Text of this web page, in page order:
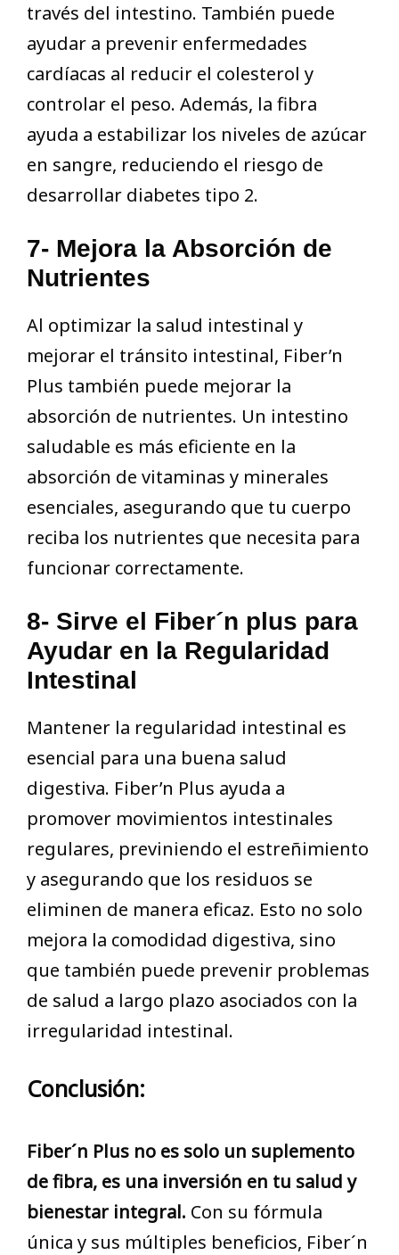
través del intestino. También puede
ayudar a prevenir enfermedades
cardíacas al reducir el colesterol y
controlar el peso. Además, la fibra
ayuda a estabilizar los niveles de azúcar
en sangre, reduciendo el riesgo de
desarrollar diabetes tipo 2.
7- Mejora la Absorción de
Nutrientes
Al optimizar la salud intestinal y
mejorar el tránsito intestinal, Fiber’n
Plus también puede mejorar la
absorción de nutrientes. Un intestino
saludable es más eficiente en la
absorción de vitaminas y minerales
esenciales, asegurando que tu cuerpo
reciba los nutrientes que necesita para
funcionar correctamente.
8- Sirve el Fiber´n plus para
Ayudar en la Regularidad
Intestinal
Mantener la regularidad intestinal es
esencial para una buena salud
digestiva. Fiber’n Plus ayuda a
promover movimientos intestinales
regulares, previniendo el estreñimiento
y asegurando que los residuos se
eliminen de manera eficaz. Esto no solo
mejora la comodidad digestiva, sino
que también puede prevenir problemas
de salud a largo plazo asociados con la
irregularidad intestinal.
Conclusión:
Fiber´n Plus no es solo un suplemento
de fibra, es una inversión en tu salud y
bienestar integral. Con su fórmula
única y sus múltiples beneficios, Fiber´n